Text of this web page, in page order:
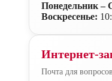
Понедельник –
Воскресенье:
Интернет-
Почта для